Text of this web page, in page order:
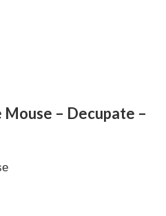
– Decupate –